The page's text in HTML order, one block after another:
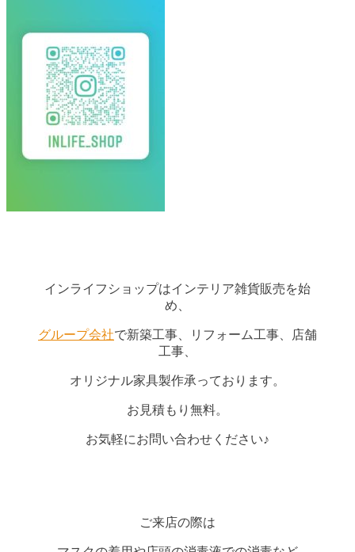
インライフショップはインテリア雑貨販売を始
め、
グループ会社で新築工事、リフォーム工事、店舗
工事、
オリジナル家具製作承っております。
お見積もり無料。
お気軽にお問い合わせください♪
ご来店の際は